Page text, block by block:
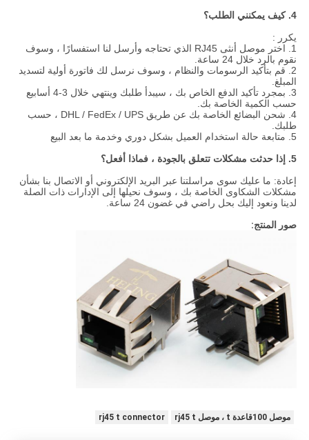
4. كيف يمكنني الطلب؟
يكرر :
1. اختر موصل أنثى RJ45 الذي تحتاجه وأرسل لنا استفسارًا ، وسوف
نقوم بالرد خلال 24 ساعة.
2. قم بتأكيد الرسومات والنظام ، وسوف نرسل لك فاتورة أولية لتسديد
المبلغ.
3. بمجرد تأكيد الدفع الخاص بك ، سيبدأ طلبك وينتهي خلال 3-4 أسابيع
حسب الكمية الخاصة بك.
4. شحن البضائع الخاصة بك عن طريق DHL / FedEx / UPS ، حسب
طلبك.
5. متابعة حالة استخدام العميل بشكل دوري وخدمة ما بعد البيع
5. إذا حدثت مشكلات تتعلق بالجودة ، فماذا أفعل؟
إعادة: ما عليك سوى مراسلتنا عبر البريد الإلكتروني أو الاتصال بنا بشأن
مشكلات الشكاوى الخاصة بك ، وسوف نحيلها إلى الإدارات ذات الصلة
لدينا ونعود إليك بحل راضي في غضون 24 ساعة.
صور المنتج:
موصل 100قاعدة t ، موصل rj45 t rj45 t connector